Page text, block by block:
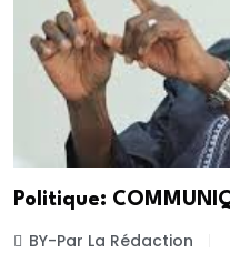
Politique:
BY-Par La Rédaction